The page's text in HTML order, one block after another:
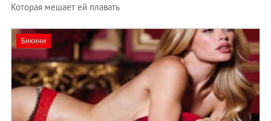
Которая мешает ей плавать
Бикини